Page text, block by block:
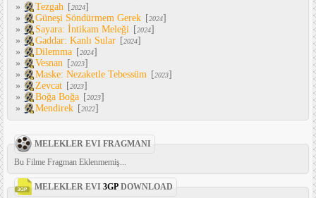
»
Tezgah [2024]
»
Güneşi Söndürmem Gerek [2024]
»
Sayara: İntikam Meleği [2024]
»
Gaddar: Kanlı Sular [2024]
»
Dilemma [2024]
»
Vesnan [2023]
»
Maske: Nezaketle Tebessüm [2023]
»
Zevcat [2023]
»
Boğa Boğa [2023]
»
Mendirek [2022]
MELEKLER EVI FRAGMANI
Bu Filme Fragman Eklenmemiş...
MELEKLER EVI 3GP DOWNLOAD